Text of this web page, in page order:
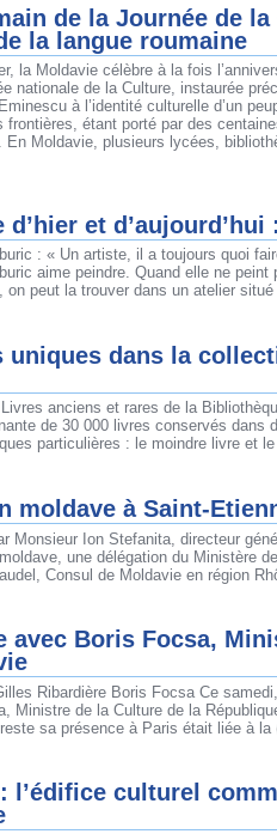
de la Journée de
la langue roumaine
la Moldavie célèbre à la fois
nationale de la Culture, instaurée
à l’identité culturelle d’un
frontières, étant porté par des
En Moldavie, plusieurs lycées,
d’hier et
: « Un artiste, il a toujours quoi
aime peindre. Quand elle ne
on peut la trouver dans un atelier
uniques dans la
anciens et rares de la
de 30 000 livres conservés
particulières : le moindre livre et
moldave à Saint-
Monsieur Ion Stefanita, directeur
une délégation du Ministère
Consul de Moldavie en région
avec Boris Focsa,
Ribardière Boris Focsa Ce
Ministre de la Culture de la
sa présence à Paris était liée à
l’édifice culturel